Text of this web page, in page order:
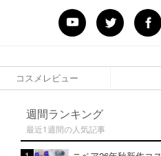
コスメレビュー
週間ランキング
最近1週間の人気記事